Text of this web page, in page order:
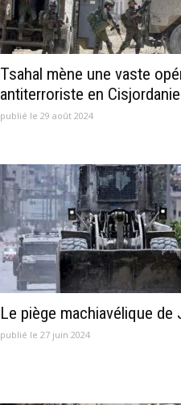
Tsahal mène une vaste
antiterroriste en Cisjordanie
publié le 29 août 2024
Le piège machiavélique de
publié le 27 juin 2024